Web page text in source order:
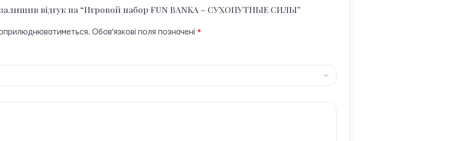
відгук на “Игровой набор FUN BANKA – СУХОПУТНЫЕ СИЛЫ”
Обов’язкові поля позначені *